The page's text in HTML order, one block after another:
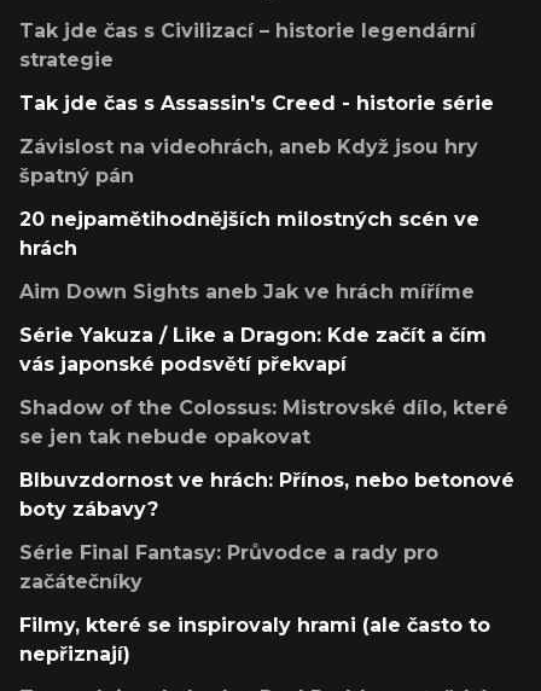
Tak jde čas s Civilizací – historie legendární
strategie
Tak jde čas s Assassin's Creed - historie série
Závislost na videohrách, aneb Když jsou hry
špatný pán
20 nejpamětihodnějších milostných scén ve
hrách
Aim Down Sights aneb Jak ve hrách míříme
Série Yakuza / Like a Dragon: Kde začít a čím
vás japonské podsvětí překvapí
Shadow of the Colossus: Mistrovské dílo, které
se jen tak nebude opakovat
Blbuvzdornost ve hrách: Přínos, nebo betonové
boty zábavy?
Série Final Fantasy: Průvodce a rady pro
začátečníky
Filmy, které se inspirovaly hrami (ale často to
nepřiznají)